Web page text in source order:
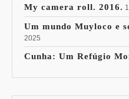
My camera roll. 2016.
Um mundo Muyloco e
2025
Cunha: Um Refúgio